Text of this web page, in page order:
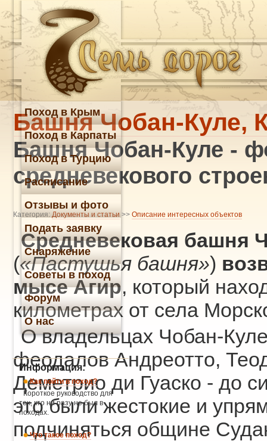
Башня Чобан-Куле,
Башня Чобан-Куле -
средневекового
Категория: Документы и статьи >> Описание интересных объектов
Средневековая башня
(«Пастушья башня»)
мысе Агир, который
километрах от села
О владельцах Чобан-
феодалов Андреотто,
Деметрио ди Гуаско - до
это были жестокие и
подчиняться общине
Поход в Крым
Поход в Карпаты
Поход в Турцию
Расписание
Отзывы и фото
Подать заявку
Снаряжение
Советы в поход
Форум
О нас
Информация:
Как пойти в поход?
Короткое руководство для
тех, кто ни разу не был в
походах.
Что такое поход?